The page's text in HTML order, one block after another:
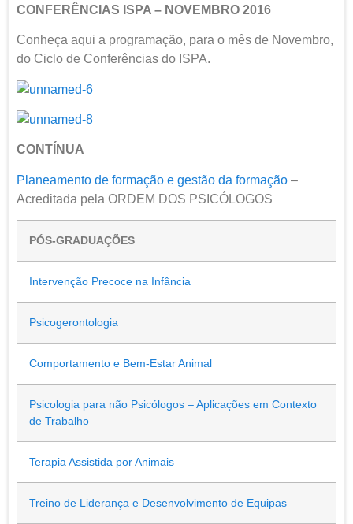
CONFERÊNCIAS ISPA – NOVEMBRO 2016
Conheça aqui a programação, para o mês de Novembro,
do Ciclo de Conferências do ISPA.
CONTÍNUA
Planeamento de formação e gestão da formação –
Acreditada pela ORDEM DOS PSICÓLOGOS
PÓS-GRADUAÇÕES
Intervenção Precoce na Infância
Psicogerontologia
Comportamento e Bem-Estar Animal
Psicologia para não Psicólogos – Aplicações em Contexto
de Trabalho
Terapia Assistida por Animais
Treino de Liderança e Desenvolvimento de Equipas